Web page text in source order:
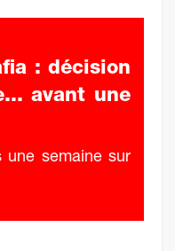
: décision
avant une
une semaine sur